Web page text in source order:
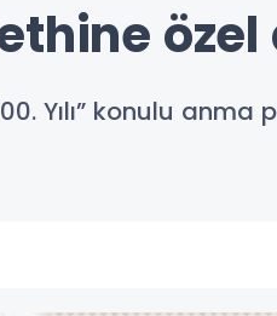
Yılı” konulu